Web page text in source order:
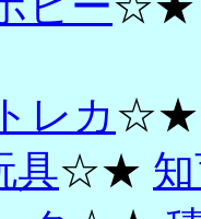
トレカ
具☆★